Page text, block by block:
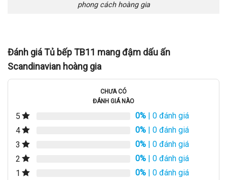
phong cách hoàng gia
Đánh giá Tủ bếp TB11 mang đậm dấu ấn
Scandinavian hoàng gia
CHƯA CÓ
ĐÁNH GIÁ NÀO
5 0% | 0 đánh giá
4
0% | 0 đánh giá
3
0% | 0 đánh giá
2
0% | 0 đánh giá
1
0% | 0 đánh giá